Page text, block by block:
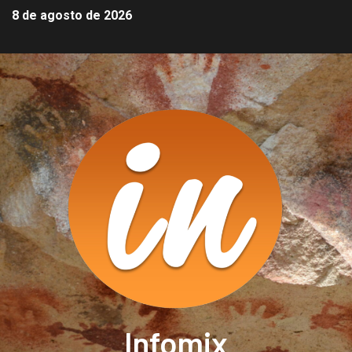
8 de agosto de 2026
Infomix